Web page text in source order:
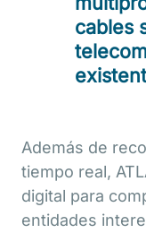
cables
Además de
tiempo real,
digital para
entidades